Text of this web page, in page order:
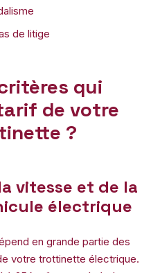
de litige
qui
de votre
?
vitesse et de la
électrique
en grande partie des
votre trottinette électrique.